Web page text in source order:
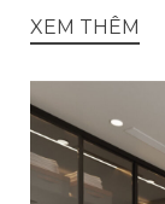
XEM THÊM